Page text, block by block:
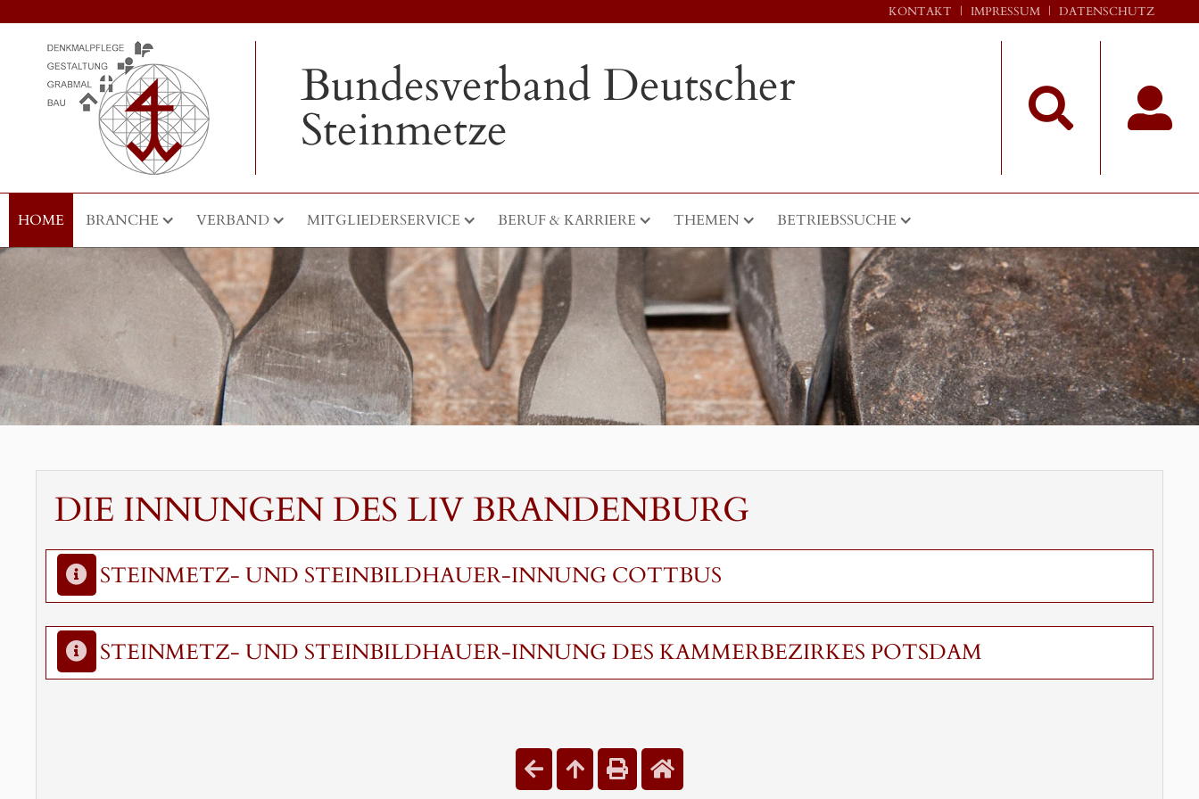
KONTAKT | IMPRESSUM | DATENSCHUTZ
Bundesverband Deutscher
Steinmetze  
HOME BRANCHE VERBAND MITGLIEDERSERVICE BERUF & KARRIERE THEMEN BETRIEBSSUCHE
DIE INNUNGEN DES LIV BRANDENBURG
STEINMETZ- UND STEINBILDHAUER-INNUNG COTTBUS
STEINMETZ- UND STEINBILDHAUER-INNUNG DES KAMMERBEZIRKES POTSDAM